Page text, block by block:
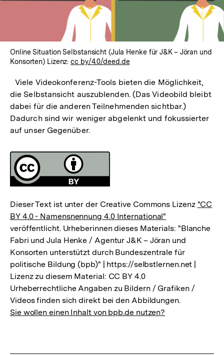
Online Situation Selbstansicht (Jula Henke für J&K – Jöran und
Konsorten) Lizenz:cc by/4.0/deed.de
Viele Videokonferenz-Tools bieten die Möglichkeit,
die Selbstansicht auszublenden. (Das Videobild bleibt
dabei für die anderen Teilnehmenden sichtbar.)
Dadurch sind wir weniger abgelenkt und fokussierter
auf unser Gegenüber.
Fussnoten
Lizenz
Dieser Text ist unter der Creative Commons Lizenz "CC
BY 4.0 - Namensnennung 4.0 International"
veröffentlicht. Urheberinnen dieses Materials: "Blanche
Fabri und Jula Henke / Agentur J&K – Jöran und
Konsorten unterstützt durch Bundeszentrale für
politische Bildung (bpb)" | https://selbstlernen.net |
Lizenz zu diesem Material: CC BY 4.0
Urheberrechtliche Angaben zu Bildern / Grafiken /
Videos finden sich direkt bei den Abbildungen.
Sie wollen einen Inhalt von bpb.de nutzen?